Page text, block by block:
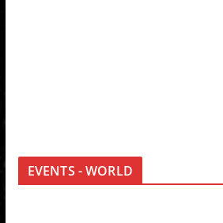
EVENTS - WORLD